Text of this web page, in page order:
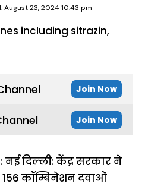
August 23, 2024 10:43 pm
Join Now
Join Now
दिल्ली: केंद्र सरकार ने
कॉम्बिनेशन दवाओं